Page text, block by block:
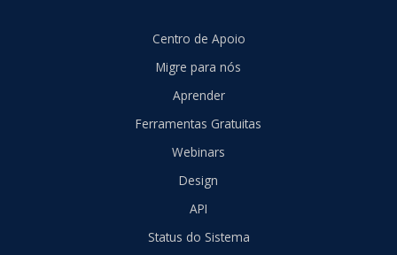
Centro de Apoio
Migre para nós
Aprender
Ferramentas Gratuitas
Webinars
Design
API
Status do Sistema